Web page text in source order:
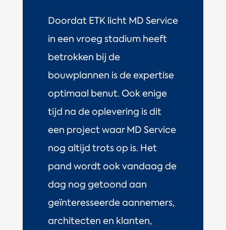
Doordat ETK licht MD Service
in een vroeg stadium heeft
betrokken bij de
bouwplannen is de expertise
optimaal benut. Ook enige
tijd na de oplevering is dit
een project waar MD Service
nog altijd trots op is. Het
pand wordt ook vandaag de
dag nog getoond aan
geïnteresseerde aannemers,
architecten en klanten,